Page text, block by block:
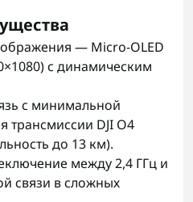
— Micro-OLED
с динамическим
с минимальной
трансмиссии DJI O4
до 13 км).
между 2,4 ГГц и
связи в сложных